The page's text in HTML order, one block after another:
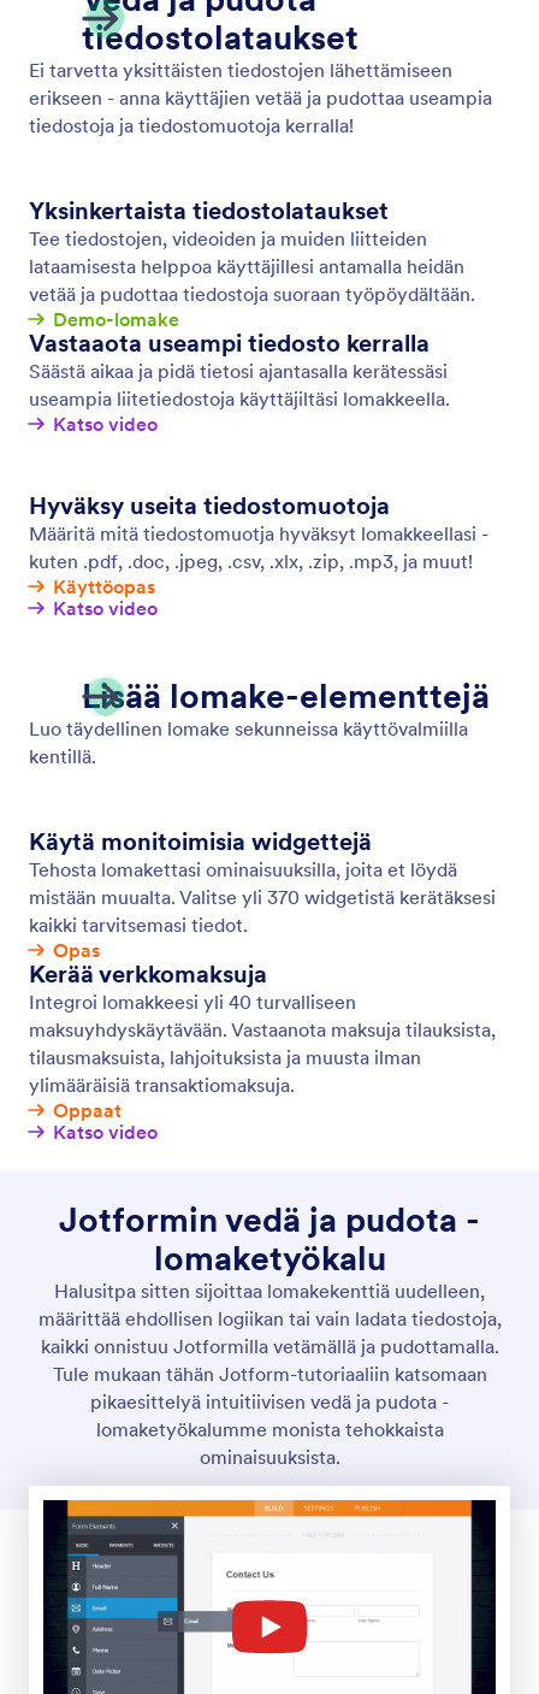
Sähköposti-ilmoitukset
Saat välittömät ilmoitukset lomaketoiminnasta, jotta
voit vastata lomakevastauksiin viipymättä. Luo
edistyneitä onlinelomakkeita Jotformilla ja saat
sähköposti-ilmoituksen jokaisesta uudesta
vastauksesta.
Tallenna & jatka myöhemmin
vastauksensa lomakkeeseesi ja palata lähettämään
loppuun asti täytetty lomake myöhemmin.
Monista lomakkeet
Tarvitsitpa kopioita onlinelomakkeestasi useille
asiakkaille, tehdäksesi pieniä muutoksia tai
testaustarkoituksiin, voit monistaa olemassa olevia
lomakkeita sekunneissa Jotformin avulla. Koodausta
ei vaadita — voit helposti kloonata lomakkeita
Jotform-tililtäsi tai toiselta verkkosivulta yhdellä
klikkauksella.